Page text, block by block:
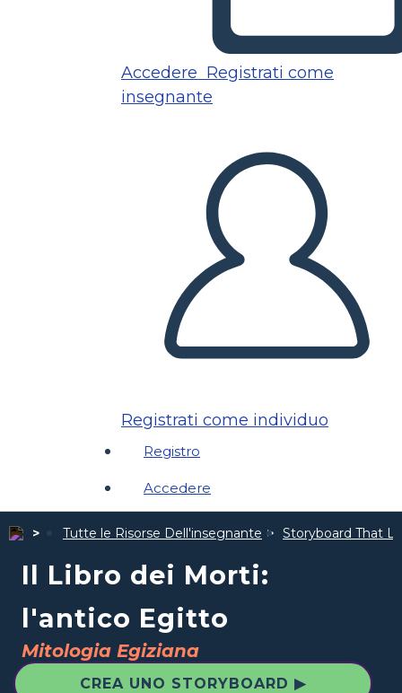
Accedere Registrati come
insegnante
Registrati come individuo
Registro
Accedere
Tutte le Risorse Dell'insegnante Storyboard That
Il Libro dei Morti:
l'antico Egitto
Mitologia Egiziana
CREA UNO STORYBOARD ▶